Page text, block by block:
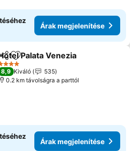
Árak megjelenítése
Hozzáadás a kedvencekhez
Palata Venezia
Kategória
8,9 Kiváló
535
0.2 km távolságra a parttól
Árak megjelenítése